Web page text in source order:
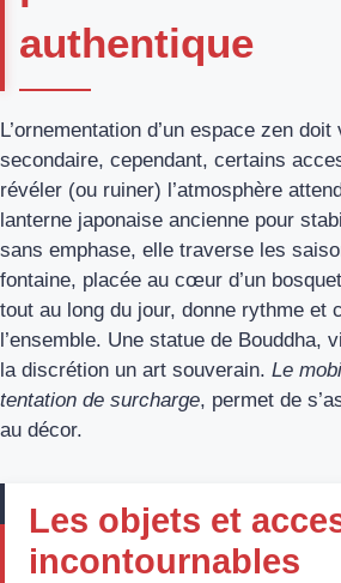
authentique
L’ornementation d’un espace zen
secondaire, cependant, certains
révéler (ou ruiner) l’atmosphère
lanterne japonaise ancienne pour
sans emphase, elle traverse les
fontaine, placée au cœur d’un
tout au long du jour, donne rythme et
l’ensemble. Une statue de Bouddha,
la discrétion un art souverain. Le
tentation de surcharge, permet de
au décor.
Les objets et
incontournables